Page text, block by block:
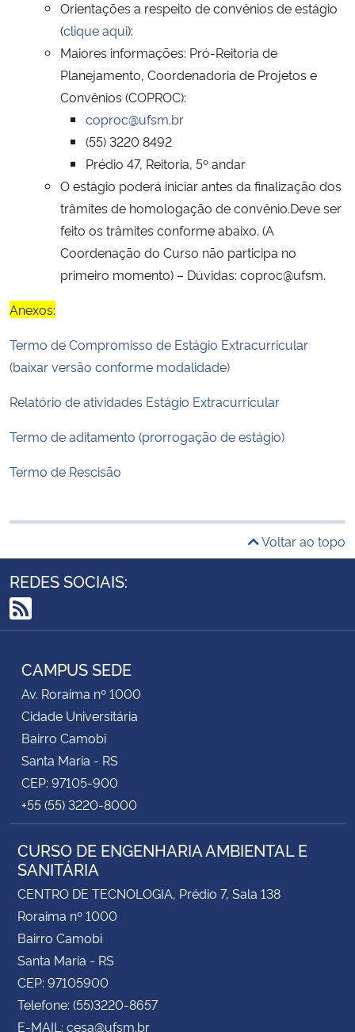
Orientações a respeito de convênios de estágio
(clique aqui):
Maiores informações: Pró-Reitoria de
Planejamento, Coordenadoria de Projetos e
Convênios (COPROC):
coproc@ufsm.br
(55) 3220 8492
Prédio 47, Reitoria, 5º andar
O estágio poderá iniciar antes da finalização dos
trâmites de homologação de convênio.Deve ser
feito os trâmites conforme abaixo. (A
Coordenação do Curso não participa no
primeiro momento) – Dúvidas: coproc@ufsm.
Anexos:
Termo de Compromisso de Estágio Extracurricular
(baixar versão conforme modalidade)
Relatório de atividades Estágio Extracurricular
Termo de aditamento (prorrogação de estágio)
Termo de Rescisão
Voltar ao topo
REDES SOCIAIS:
RSS
CAMPUS SEDE
Av. Roraima nº 1000
Cidade Universitária
Bairro Camobi
Santa Maria - RS
CEP: 97105-900
+55 (55) 3220-8000
CURSO DE ENGENHARIA AMBIENTAL E
SANITÁRIA
CENTRO DE TECNOLOGIA, Prédio 7, Sala 138
Roraima nº 1000
Bairro Camobi
Santa Maria - RS
CEP: 97105900
Telefone: (55)3220-8657
E-MAIL: cesa@ufsm.br